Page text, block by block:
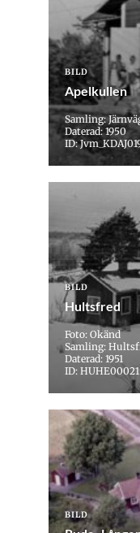
BILD
Apelkullen
Samling:
Daterad: 1950
ID:
BILD
Hultsfred
Foto: Okänd
Samling:
Daterad: 1951
ID: HUHE00021
BILD